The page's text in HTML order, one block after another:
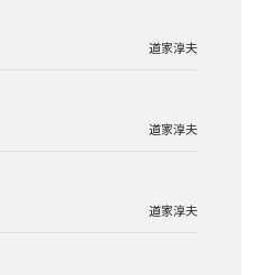
道家淳夫
道家淳夫
道家淳夫